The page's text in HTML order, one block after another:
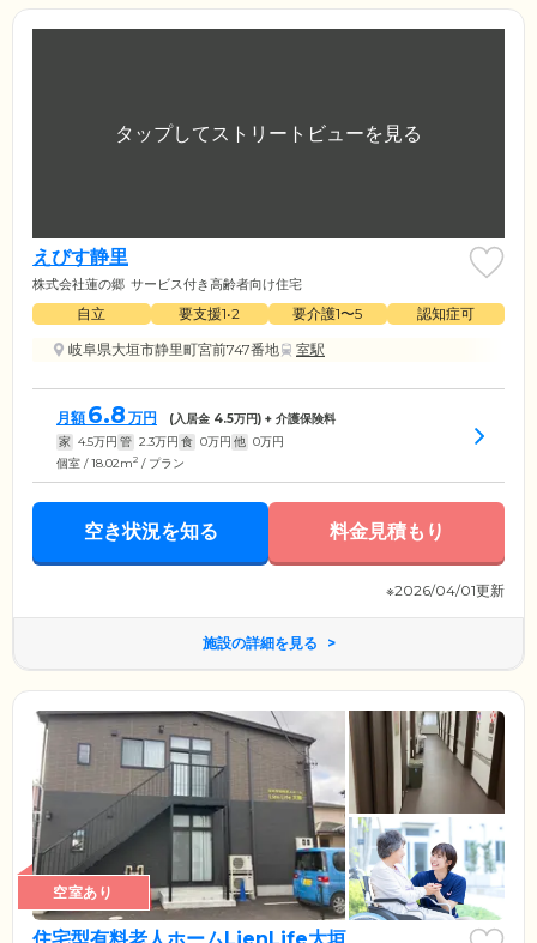
えびす静里
株式会社蓮の郷 サービス付き高齢者向け住宅
自立 要支援1•2 要介護1〜5
認知症可
岐阜県大垣市静里町宮前747番地
室駅
月額 6.8 万円 (入居金 4.5万円) + 介護保険料
家 4.5万円 管 2.3万円 食 0万円 他 0万円
個室 / 18.02m2 / プラン
空き状況を知る 料金見積もり
※2026/04/01更新
施設の詳細を見る
空室あり